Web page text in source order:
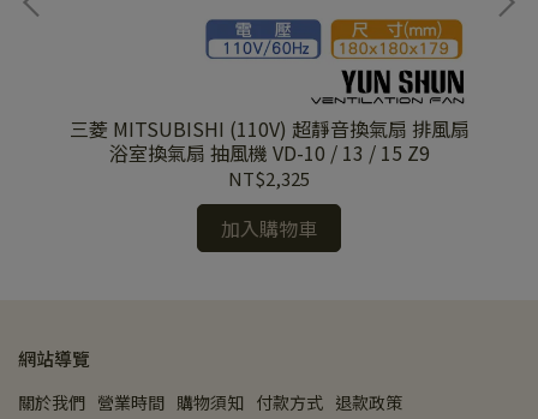
三菱 MITSUBISHI (110V) 超靜音換氣扇 排風扇
浴室換氣扇 抽風機 VD-10 / 13 / 15 Z9
NT$2,325
加入購物車
網站導覽
關於我們 營業時間 購物須知 付款方式 退款政策